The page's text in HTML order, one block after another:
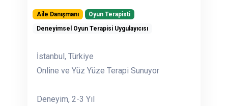
Aile Danışmanı
Oyun Terapisti
Deneyimsel Oyun Terapisi Uygulayıcısı
İstanbul, Türkiye
Online ve Yüz Yüze Terapi Sunuyor
Deneyim, 2-3 Yıl